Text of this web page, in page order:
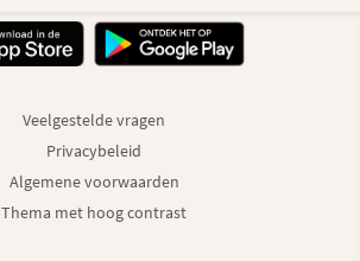
Veelgestelde vragen
Privacybeleid
Algemene voorwaarden
Thema met hoog contrast